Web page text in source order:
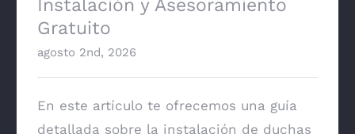
Instalación y Asesoramiento
Gratuito
agosto 2nd, 2026
En este artículo te ofrecemos una guía
detallada sobre la instalación de duchas